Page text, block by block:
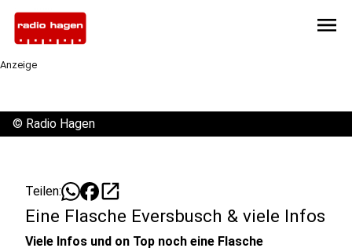
menu
Anzeige
© Radio Hagen
Teilen: open_in_new
Eine Flasche Eversbusch & viele Infos
Viele Infos und on Top noch eine Flasche